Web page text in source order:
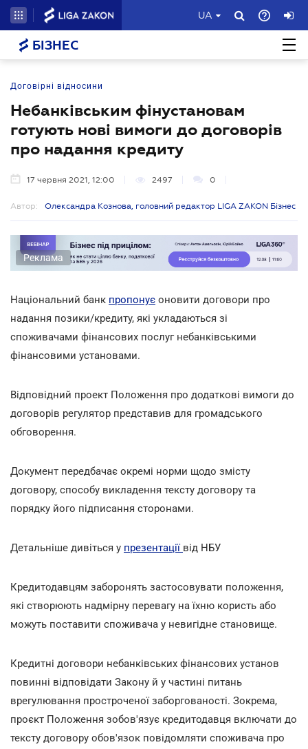
UA
БІЗНЕС
Договірні відносини
Небанківським фінустановам
готують нові вимоги до договорів
про надання кредиту
17 червня 2021, 12:00 2497 0
Автор: Олександра Кознова, головний редактор LIGA ZAKON Бізнес
Реклама
Національний банк пропонує оновити договори про
надання позики/кредиту, які укладаються зі
споживачами фінансових послуг небанківськими
фінансовими установами.
Відповідний проект Положення про додаткові вимоги до
договорів регулятор представив для громадського
обговорення.
Документ передбачає окремі норми щодо змісту
договору, способу викладення тексту договору та
порядку його підписання сторонами.
Детальніше дивіться у презентації від НБУ
Кредитодавцям заборонять застосовувати положення,
які створюють надмірну перевагу на їхню користь або
можуть поставити споживача у невигідне становище.
Кредитні договори небанківських фінансових установ
повинні відповідати Закону й у частині питань
врегулювання простроченої заборгованості. Зокрема,
проєкт Положення зобов'язує кредитодавця включати до
тексту договору обов'язок повідомляти споживача про